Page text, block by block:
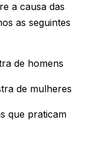
a causa das
as seguintes
de homens
de mulheres
que praticam